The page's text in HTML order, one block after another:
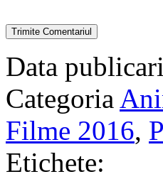
Data
Categoria
Filme 2016,
Etichete: